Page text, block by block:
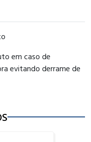
em caso de
evitando derrame de